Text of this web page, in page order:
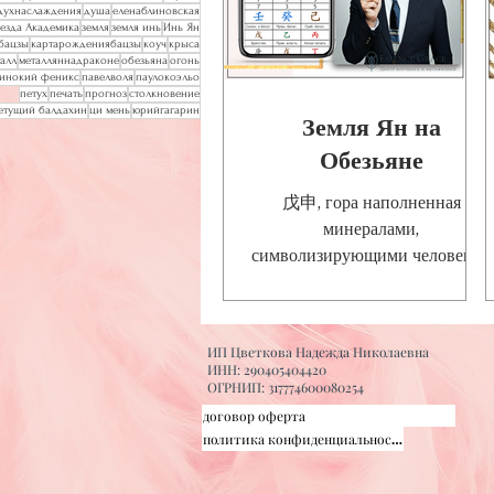
душаеленаблиновская
Академиказемля земля инь Инь Ян
картарождениябацзыкоучкрыса
металляннадраконеобезьянаогонь
феникспавелволя паулокоэльо
петухпечатьпрогнозстолкновение
балдахин ци меньюрийгагарин
Земля Ян на
Обезьяне
戊申, гора наполненная
минералами,
символизирующими человека с
Ветвь Обезьяны 申 здесь
является одновременно звездой
ИП Цветкова Надежда Николаевна
ИНН: 290405404420
ОГРНИП: 317774600080254
договор оферта
политика конфиденциальности